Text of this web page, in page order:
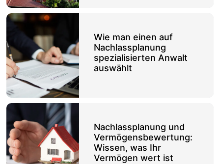
Wie man einen auf
Nachlassplanung
spezialisierten Anwalt
auswählt
Nachlassplanung und
Vermögensbewertung:
Wissen, was Ihr
Vermögen wert ist